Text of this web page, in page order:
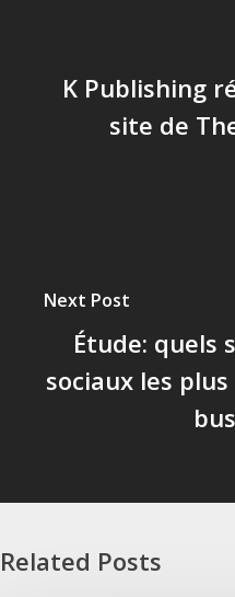
K Publishing
site de
Next Post
Étude: quels
sociaux les
Related Posts